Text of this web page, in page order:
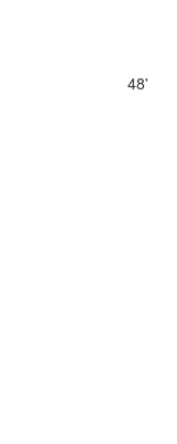
48'